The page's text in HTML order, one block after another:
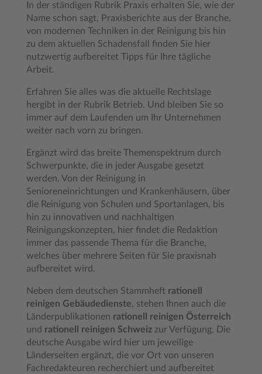
In der ständigen Rubrik Praxis erhalten Sie, wie der
Name schon sagt, Praxisberichte aus der Branche,
von modernen Techniken in der Reinigung bis hin
zu dem aktuellen Schadensfall finden Sie hier
nutzwertig aufbereitet Tipps für Ihre tägliche
Arbeit.
Erfahren Sie alles was die aktuelle Rechtslage
hergibt in der Rubrik Betrieb. Und bleiben Sie so
immer auf dem Laufenden um Ihr Unternehmen
weiter nach vorn zu bringen.
Ergänzt wird das breite Themenspektrum durch
Schwerpunkte, die in jeder Ausgabe gesetzt
werden. Von der Reinigung in
Senioreneinrichtungen und Krankenhäusern, über
die Reinigung von Schulen und Sportanlagen, bis
hin zu innovativen und nachhaltigen
Reinigungskonzepten, hier findet die Redaktion
immer das passende Thema für die Branche,
welches über mehrere Seiten für Sie praxisnah
aufbereitet wird.
Neben dem deutschen Stammheft rationell
reinigen Gebäudedienste, stehen Ihnen auch die
Länderpublikationen rationell reinigen Österreich
und rationell reinigen Schweiz zur Verfügung. Die
deutsche Ausgabe wird hier um jeweilige
Länderseiten ergänzt, die vor Ort von unseren
Fachredakteuren recherchiert und aufbereitet